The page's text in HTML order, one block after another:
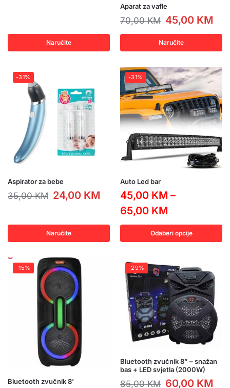
Naručite
Aparat za vafle
70,00KM 45,00 KM
Naručite
-31%
Aspirator za bebe
35,00KM 24,00 KM
Naručite
-31%
Auto Led bar
45,00 KM –
65,00 KM
Odaberi opcije
-15%
Bluetooth zvučnik 8’
-29%
Bluetooth zvučnik 8” – snažan
bas + LED svjetla (2000W)
85,00KM 60,00 KM